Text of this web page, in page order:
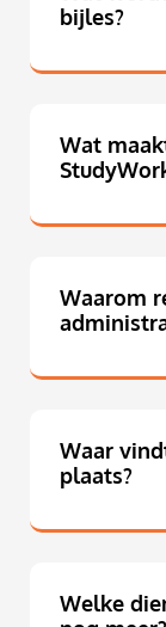
bijles?
Wat
Waarom
Waar
plaats?
Welke